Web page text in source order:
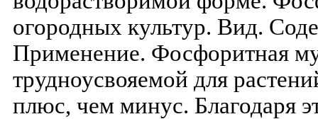
огородных культур. Вид.
Применение. Фосфоритная
трудноусвояемой для
плюс, чем минус. Благодаря